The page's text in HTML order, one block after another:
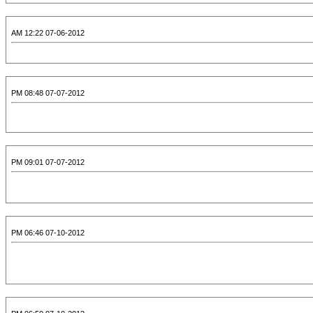
07-06-2012 12:22 AM
07-07-2012 08:48 PM
07-07-2012 09:01 PM
07-10-2012 06:46 PM